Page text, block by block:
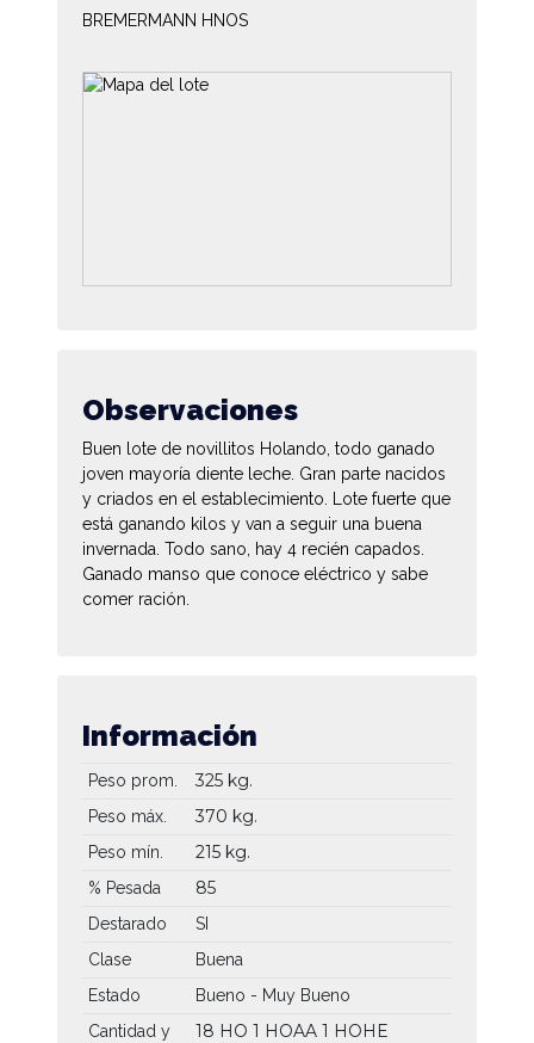
BREMERMANN HNOS
Observaciones
Buen lote de novillitos Holando, todo ganado
joven mayoría diente leche. Gran parte nacidos
y criados en el establecimiento. Lote fuerte que
está ganando kilos y van a seguir una buena
invernada. Todo sano, hay 4 recién capados.
Ganado manso que conoce eléctrico y sabe
comer ración.
Información
Peso prom. 325 kg.
Peso máx. 370 kg.
Peso mín. 215 kg.
% Pesada 85
Destarado
SI
Clase
Buena
Estado
Bueno - Muy Bueno
Cantidad y
18 HO 1 HOAA 1 HOHE